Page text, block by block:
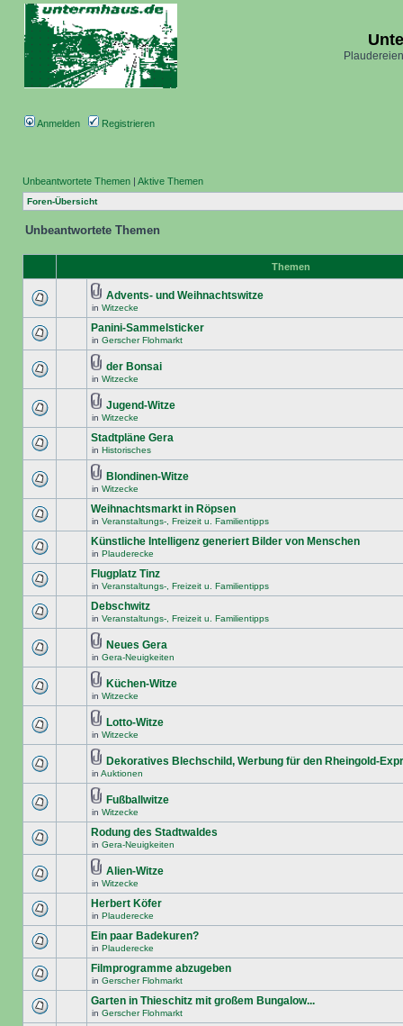
Anmelden Registrieren
Unbeantwortete Themen | Aktive Themen
Foren-Übersicht
Unbeantwortete Themen
Themen
Advents- und Weihnachtswitze
in Witzecke
Panini-Sammelsticker
in Gerscher Flohmarkt
der Bonsai
in Witzecke
Jugend-Witze
in Witzecke
Stadtpläne Gera
in Historisches
Blondinen-Witze
in Witzecke
Weihnachtsmarkt in Röpsen
in Veranstaltungs-, Freizeit u. Familientipps
Künstliche Intelligenz generiert Bilder von Menschen
in Plauderecke
Flugplatz Tinz
in Veranstaltungs-, Freizeit u. Familientipps
Debschwitz
in Veranstaltungs-, Freizeit u. Familientipps
Neues Gera
in Gera-Neuigkeiten
Küchen-Witze
in Witzecke
Lotto-Witze
in Witzecke
Dekoratives Blechschild, Werbung für den Rheingold-
in Auktionen
Fußballwitze
in Witzecke
Rodung des Stadtwaldes
in Gera-Neuigkeiten
Alien-Witze
in Witzecke
Herbert Köfer
in Plauderecke
Ein paar Badekuren?
in Plauderecke
Filmprogramme abzugeben
in Gerscher Flohmarkt
Garten in Thieschitz mit großem Bungalow...
in Gerscher Flohmarkt